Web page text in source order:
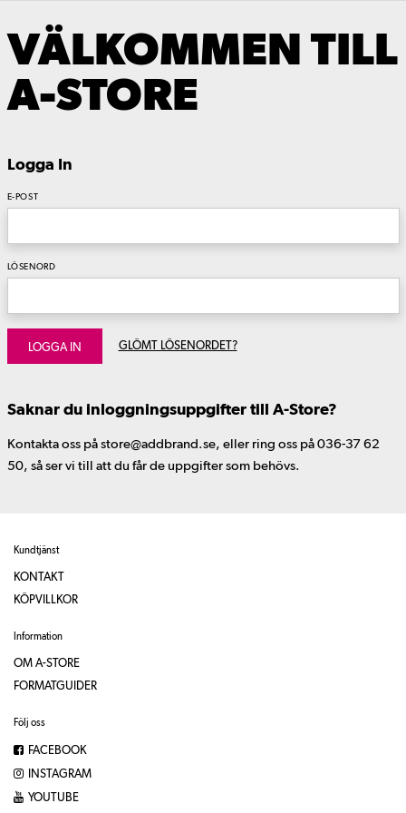
VÄLKOMMEN TILL
A-STORE
Logga In
E-POST
LÖSENORD
LOGGA IN GLÖMT LÖSENORDET?
Saknar du inloggningsuppgifter till A-Store?
Kontakta oss på store@addbrand.se, eller ring oss på 036-37 62
50, så ser vi till att du får de uppgifter som behövs.
Kundtjänst
KONTAKT
KÖPVILLKOR
Information
OM A-STORE
FORMATGUIDER
Följ oss
FACEBOOK
INSTAGRAM
YOUTUBE